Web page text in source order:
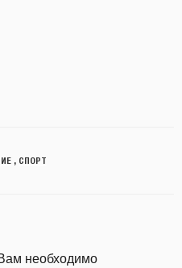
, СПОРТ
необходимо